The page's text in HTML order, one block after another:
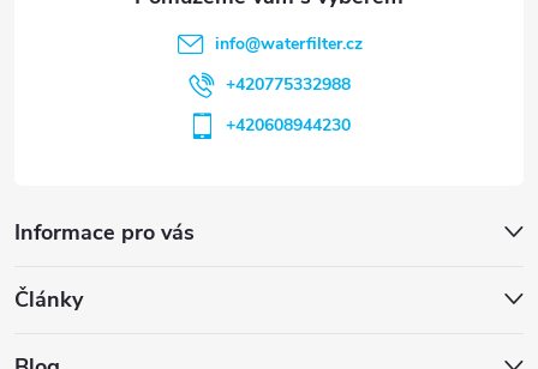
Informace pro vás
Články
info@waterfilter.cz
+420775332988
+420608944230